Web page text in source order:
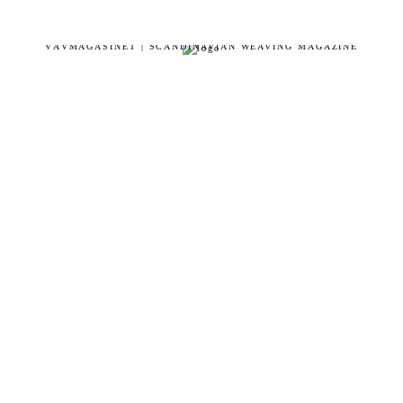
VÄVMAGASINET | SCANDINAVIAN WEAVING MAGAZINE